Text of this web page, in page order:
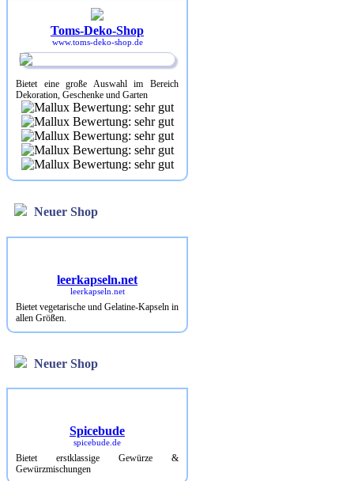
Toms-Deko-Shop
www.toms-deko-shop.de
Bietet eine große Auswahl im Bereich
Dekoration, Geschenke und Garten
Neuer Shop
leerkapseln.net
Bietet vegetarische und Gelatine-Kapseln in
allen Größen.
Bietet erstklassige Gewürze &
Gewürzmischungen